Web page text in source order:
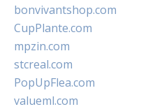
bonvivantshop.com
CupPlante.com
mpzin.com
stcreal.com
PopUpFlea.com
valueml.com